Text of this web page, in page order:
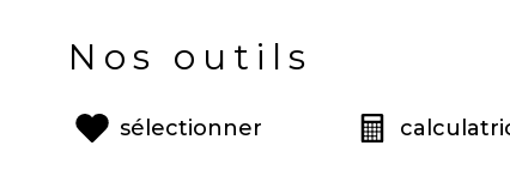
Nos outils
sélectionner